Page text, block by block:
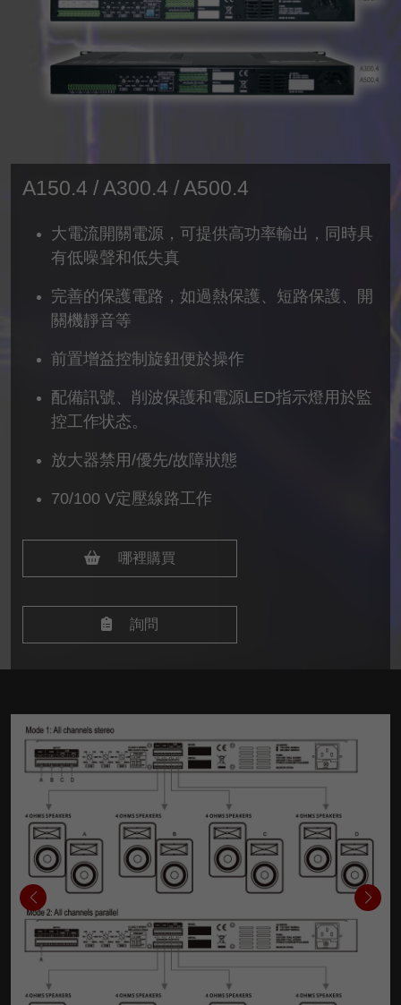
A150.4 / A300.4 / A500.4
大電流開關電源，可提供高功率輸出，同時具
有低噪聲和低失真
完善的保護電路，如過熱保護、短路保護、開
關機靜音等
前置增益控制旋鈕便於操作
配備訊號、削波保護和電源LED指示燈用於監
控工作状态。
放大器禁用/優先/故障狀態
70/100 V定壓線路工作
哪裡購買
詢問